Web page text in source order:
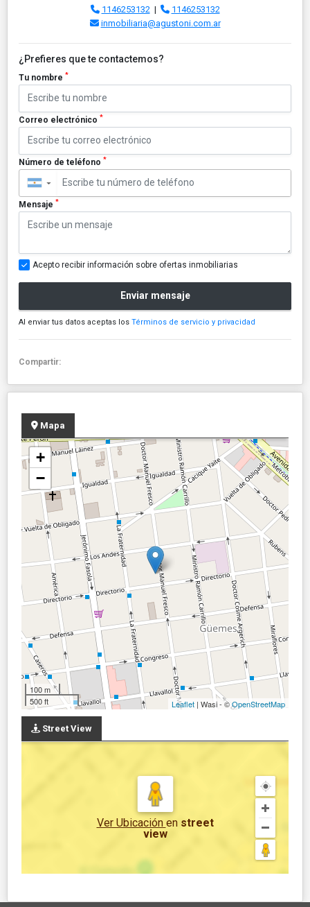
1146253132 |
1146253132
inmobiliaria@agustoni.com.ar
¿Prefieres que te contactemos?
Tu nombre *
Correo electrónico *
Número de teléfono *
▼
Mensaje *
Acepto recibir información sobre ofertas inmobiliarias
Enviar mensaje
Al enviar tus datos aceptas los Términos de servicio y privacidad
Compartir:
Mapa
+
−
100 m
500 ft
Leaflet | Wasi - ©OpenStreetMap
Street View
Ver Ubicación en street
view